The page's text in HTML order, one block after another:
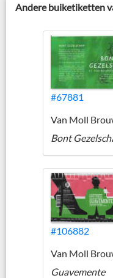
Andere buiketiketten
#67881
Van Moll
#106882
Van Moll
Guavemente